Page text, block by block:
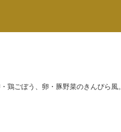
鶏ごぼう、卵・豚野菜のきんぴら風。